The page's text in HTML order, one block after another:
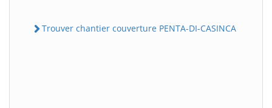
Trouver chantier couverture PENTA-DI-CASINCA